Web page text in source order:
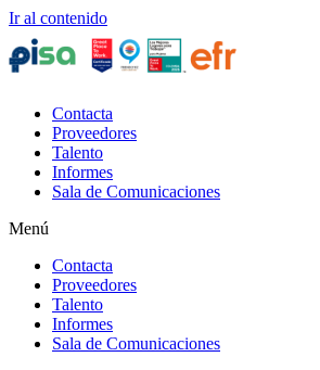
Ir al contenido
Contacta
Proveedores
Talento
Informes
Sala de Comunicaciones
Menú
Contacta
Proveedores
Talento
Informes
Sala de Comunicaciones